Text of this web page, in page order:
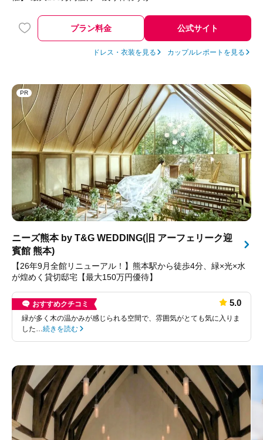
プラン料金 公式サイト
ドレス・衣装を見る カップルレポートを見る
PR
ニーズ熊本 by T&G WEDDING(旧 アーフェリーク迎
賓館 熊本)
【26年9月全館リニューアル！】熊本駅から徒歩4分、緑×光×水
が煌めく貸切邸宅【最大150万円優待】
おすすめクチコミ 5.0
緑が多く木の温かみが感じられる空間で、雰囲気がとても気に入りま
した… 続きを読む